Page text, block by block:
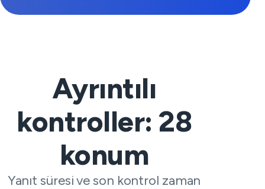
Ayrıntılı
kontroller: 28
konum
Yanıt süresi ve son kontrol zaman